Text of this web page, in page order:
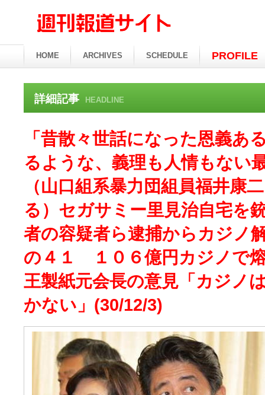
詳細記事 HEADLINE
「昔散々世話になった恩義あ
るような、義理も人情もない
（山口組系暴力団組員福井康
る）セガサミー里見治自宅を
者の容疑者ら逮捕からカジ
の４１ １０６億円カジノで
王製紙元会長の意見「カジノ
かない」(30/12/3)
HOME ARCHIVES SCHEDULE PROFILE